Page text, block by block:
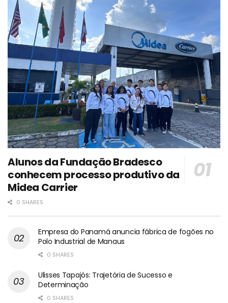
Alunos da Fundação Bradesco
conhecem processo produtivo da
Midea Carrier
0 SHARES
Empresa do Panamá anuncia fábrica de fogões no
Polo Industrial de Manaus
0 SHARES
Ulisses Tapajós: Trajetória de Sucesso e
Determinação
0 SHARES